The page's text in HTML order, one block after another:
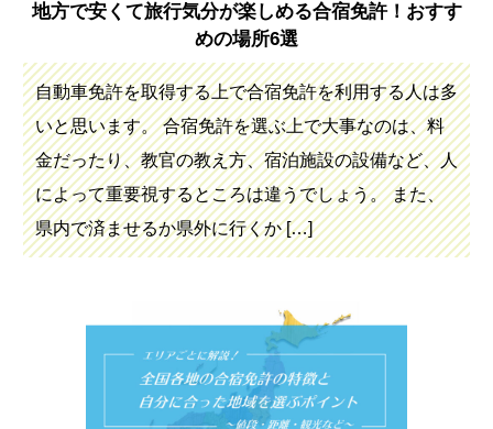
地方で安くて旅行気分が楽しめる合宿免許！おすす
めの場所6選
自動車免許を取得する上で合宿免許を利用する人は多
いと思います。 合宿免許を選ぶ上で大事なのは、料
金だったり、教官の教え方、宿泊施設の設備など、人
によって重要視するところは違うでしょう。 また、
県内で済ませるか県外に行くか […]